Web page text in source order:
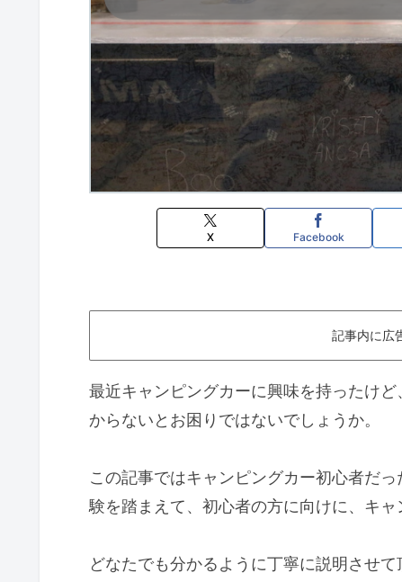
X Facebook
記事内に広
最近キャンピングカーに興味を持ったけ
からないとお困りではないでしょうか。
この記事ではキャンピングカー初心者だ
験を踏まえて、初心者の方に向けに、キ
どなたでも分かるように丁寧に説明させ